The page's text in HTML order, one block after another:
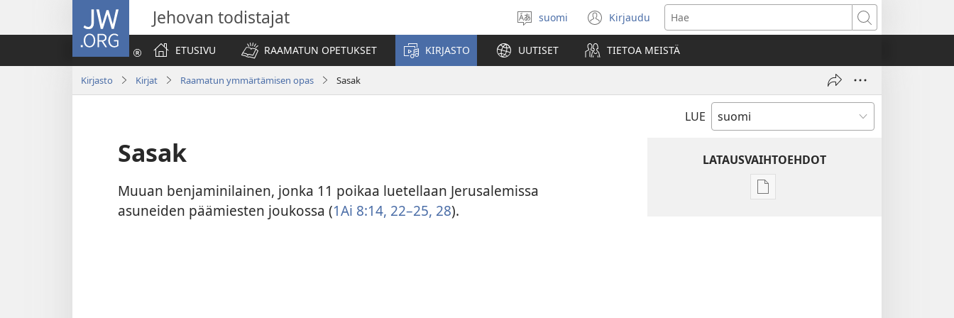
JW.ORG Jehovan todistajat
Valitse
kieli
suomi Kirjaudu
(avaa
uuden
ikkunan)
Hae
ETUSIVU
RAAMATUN OPETUKSET KIRJASTO UUTISET TIETOA MEISTÄ
Kirjasto Kirjat Raamatun ymmärtämisen opas Sasak
LUE
Sasak
Muuan benjaminilainen, jonka 11 poikaa luetellaan Jerusalemissa
asuneiden päämiesten joukossa (1Ai 8:14, 22–25, 28).
LATAUSVAIHTOEHDOT
Julkaisujen